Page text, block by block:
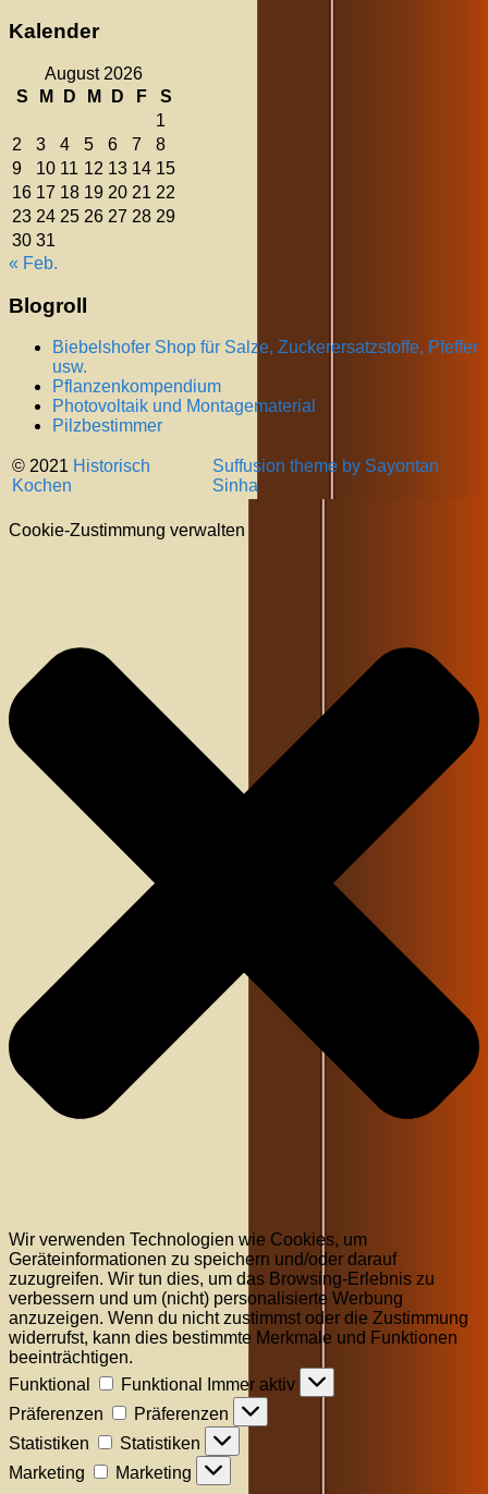
Kalender
August 2026
S
M D M D F
S
1
2
3 4 5 6 7
8
9
10 11 12 13 14 15
16 17 18 19 20 21 22
23 24 25 26 27 28 29
30 31
« Feb.
Blogroll
Biebelshofer Shop für Salze, Zuckerersatzstoffe, Pfeffer
usw.
Pflanzenkompendium
Photovoltaik und Montagematerial
Pilzbestimmer
© 2021 Historisch
Kochen
Suffusion theme by Sayontan
Sinha
Cookie-Zustimmung verwalten
Wir verwenden Technologien wie Cookies, um
Geräteinformationen zu speichern und/oder darauf
zuzugreifen. Wir tun dies, um das Browsing-Erlebnis zu
verbessern und um (nicht) personalisierte Werbung
anzuzeigen. Wenn du nicht zustimmst oder die Zustimmung
widerrufst, kann dies bestimmte Merkmale und Funktionen
beeinträchtigen.
Funktional
Funktional
Immer aktiv
Präferenzen
Präferenzen
Statistiken
Statistiken
Marketing
Marketing